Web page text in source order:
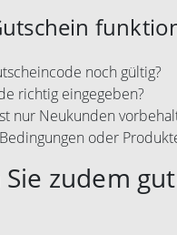
noch gültig?
richtig eingegeben?
nur Neukunden
oder
zudem